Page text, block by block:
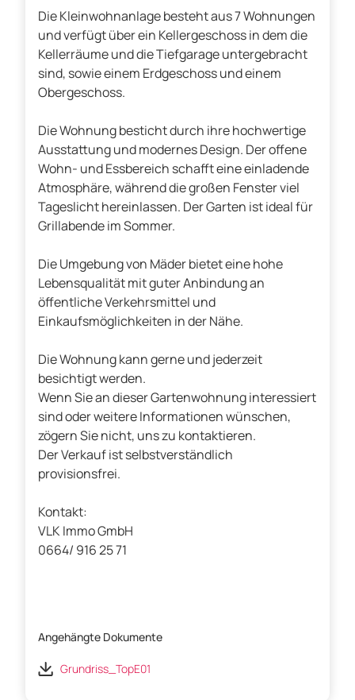
Die Kleinwohnanlage besteht aus 7 Wohnungen
und verfügt über ein Kellergeschoss in dem die
Kellerräume und die Tiefgarage untergebracht
sind, sowie einem Erdgeschoss und einem
Obergeschoss.
Die Wohnung besticht durch ihre hochwertige
Ausstattung und modernes Design. Der offene
Wohn- und Essbereich schafft eine einladende
Atmosphäre, während die großen Fenster viel
Tageslicht hereinlassen. Der Garten ist ideal für
Grillabende im Sommer.
Die Umgebung von Mäder bietet eine hohe
Lebensqualität mit guter Anbindung an
öffentliche Verkehrsmittel und
Einkaufsmöglichkeiten in der Nähe.
Die Wohnung kann gerne und jederzeit
besichtigt werden.
Wenn Sie an dieser Gartenwohnung interessiert
sind oder weitere Informationen wünschen,
zögern Sie nicht, uns zu kontaktieren.
Der Verkauf ist selbstverständlich
provisionsfrei.
Kontakt:
VLK Immo GmbH
0664/ 916 25 71
Angehängte Dokumente
Grundriss_TopE01